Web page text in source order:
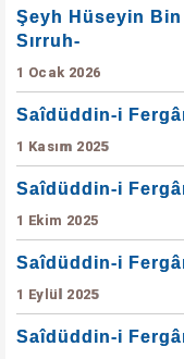
Şeyh Hüseyin
Sırruh-
1 Ocak 2026
Saîdüddin-i
1 Kasım 2025
Saîdüddin-i
1 Ekim 2025
Saîdüddin-i
1 Eylül 2025
Saîdüddin-i